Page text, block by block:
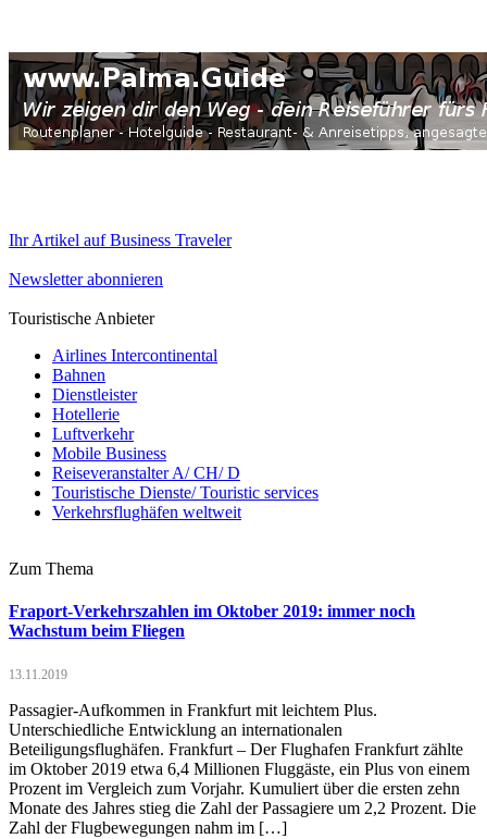
Ihr Artikel auf Business Traveler
Newsletter abonnieren
Touristische Anbieter
Airlines Intercontinental
Bahnen
Dienstleister
Hotellerie
Luftverkehr
Mobile Business
Reiseveranstalter A/ CH/ D
Touristische Dienste/ Touristic services
Verkehrsflughäfen weltweit
Zum Thema
Fraport-Verkehrszahlen im Oktober 2019: immer noch
Wachstum beim Fliegen
13.11.2019
Passagier-Aufkommen in Frankfurt mit leichtem Plus.
Unterschiedliche Entwicklung an internationalen
Beteiligungsflughäfen. Frankfurt – Der Flughafen Frankfurt zählte
im Oktober 2019 etwa 6,4 Millionen Fluggäste, ein Plus von einem
Prozent im Vergleich zum Vorjahr. Kumuliert über die ersten zehn
Monate des Jahres stieg die Zahl der Passagiere um 2,2 Prozent. Die
Zahl der Flugbewegungen nahm im […]